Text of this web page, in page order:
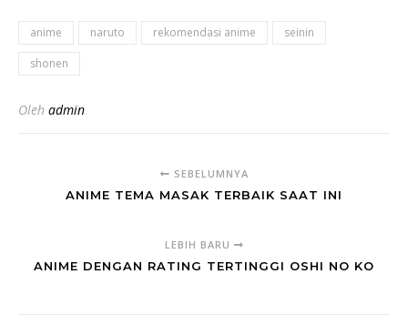
anime naruto rekomendasi anime
seinin
shonen
Oleh admin
SEBELUMNYA
ANIME TEMA MASAK TERBAIK SAAT INI
LEBIH BARU
ANIME DENGAN RATING TERTINGGI OSHI NO KO